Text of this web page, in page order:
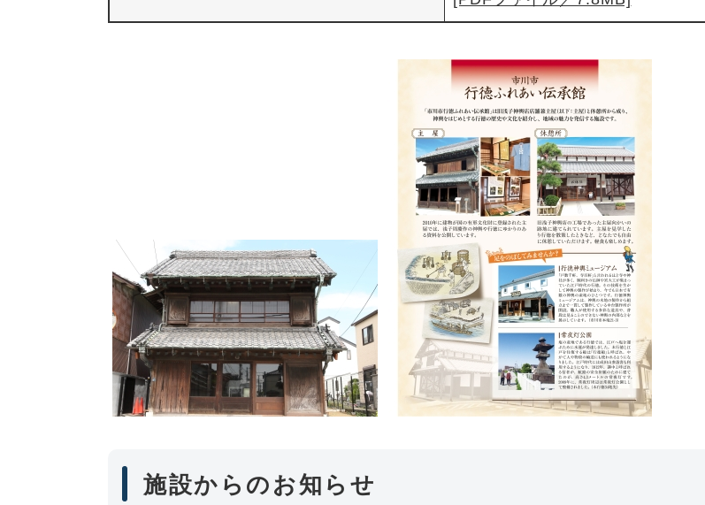
施設からのお知らせ